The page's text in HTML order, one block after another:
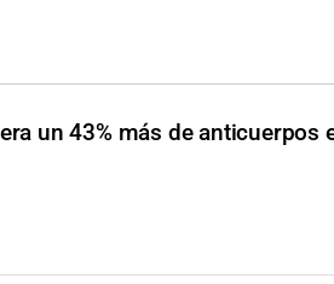
un 43% más de anticuerpos